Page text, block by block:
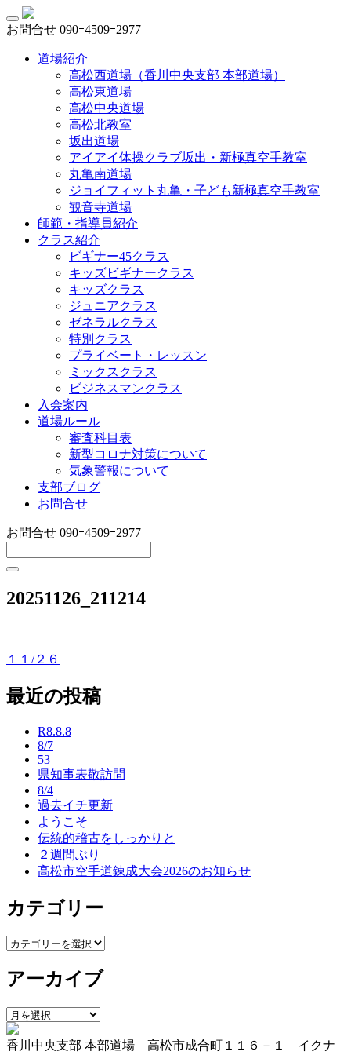
お問合せ 090ｰ4509ｰ2977
道場紹介
高松西道場（香川中央支部 本部道場）
高松東道場
高松中央道場
高松北教室
坂出道場
アイアイ体操クラブ坂出・新極真空手教室
丸亀南道場
ジョイフィット丸亀・子ども新極真空手教室
観音寺道場
師範・指導員紹介
クラス紹介
ビギナー45クラス
キッズビギナークラス
キッズクラス
ジュニアクラス
ゼネラルクラス
特別クラス
プライベート・レッスン
ミックスクラス
ビジネスマンクラス
入会案内
道場ルール
審査科目表
新型コロナ対策について
気象警報について
支部ブログ
お問合せ
お問合せ 090ｰ4509ｰ2977
20251126_211214
投
稿
１１/２６
最近の投稿
R8.8.8
8/7
53
県知事表敬訪問
8/4
過去イチ更新
ようこそ
伝統的稽古をしっかりと
２週間ぶり
高松市空手道錬成大会2026のお知らせ
カテゴリー
カ
ゴ
ー
アーカイブ
ア
ー
カ
香川中央支部 本部道場 高松市成合町１１６－１ イクナ